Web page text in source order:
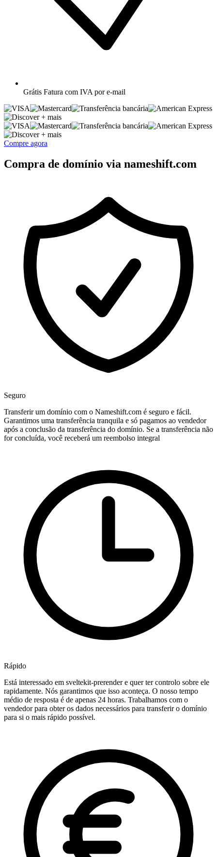
Grátis Fatura com IVA por e-mail
+ mais
+ mais
Compre agora
Compra de domínio via nameshift.com
Seguro
Transferir um domínio com o Nameshift.com é seguro e fácil.
Garantimos uma transferência tranquila e só pagamos ao vendedor
após a conclusão da transferência do domínio. Se a transferência não
for concluída, você receberá um reembolso integral
Rápido
Está interessado em sveltekit-prerender e quer ter controlo sobre ele
rapidamente. Nós garantimos que isso aconteça. O nosso tempo
médio de resposta é de apenas 24 horas. Trabalhamos com o
vendedor para obter os dados necessários para transferir o domínio
para si o mais rápido possível.